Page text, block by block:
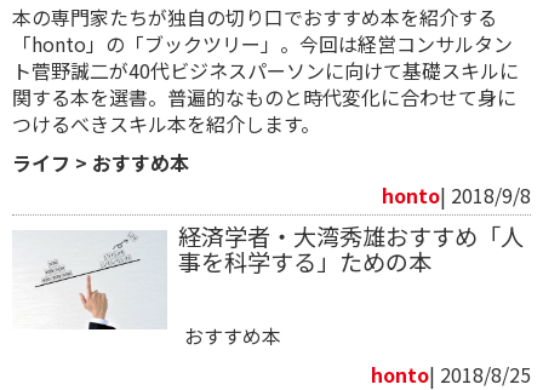
本の専門家たちが独自の切り口でおすすめ本を紹介する
「honto」の「ブックツリー」。今回は経営コンサルタン
ト菅野誠二が40代ビジネスパーソンに向けて基礎スキルに
関する本を選書。普遍的なものと時代変化に合わせて身に
つけるべきスキル本を紹介します。
ライフ > おすすめ本
honto| 2018/9/8
経済学者・大湾秀雄おすすめ「人
事を科学する」ための本
おすすめ本
honto| 2018/8/25